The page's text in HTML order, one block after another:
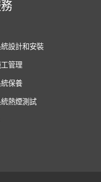
設計和安裝
管理
保養
熱煙測試